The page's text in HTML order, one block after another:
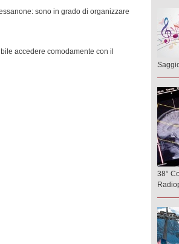
sono in grado di organizzare
accedere comodamente con il
38°